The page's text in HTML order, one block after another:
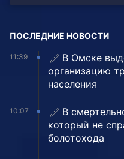
ПОСЛЕДНИЕ НОВОСТИ
11:39
В Омске
организацию
населения
10:07
В
который не
болотохода